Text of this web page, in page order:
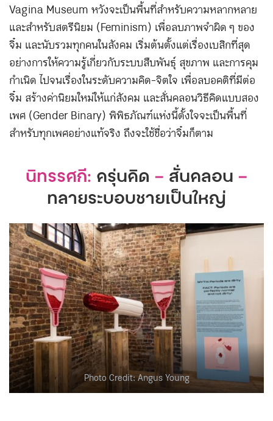
Vagina Museum หวังจะเป็นพื้นที่สำหรับความหลากหลาย
และสำหรับสตรีนิยม (Feminism) เพื่อลบภาพจำผิด ๆ ของ
จิ๋ม และนับรวมทุกคนในสังคม เริ่มต้นตั้งแต่เรื่องเบสิกที่สุด
อย่างการให้ความรู้เกี่ยวกับระบบสืบพันธุ์ สุขภาพ และการคุม
กำเนิด ไปจนเรื่องในระดับความคิด-จิตใจ เพื่อลบอคติที่มีต่อ
จิ๋ม สร้างค่านิยมใหม่ให้แก่สังคม และสั่นคลอนวิธีคิดแบบสอง
เพศ (Gender Binary) พิพิธภัณฑ์แห่งนี้ตั้งใจจะเป็นพื้นที่
สำหรับทุกเพศอย่างแท้จริง ถึงจะใช้ชื่อว่าจิ๋มก็ตาม
นิทรรศกี: ครุ่นคิด – สั่นคลอน –
ทลายระบอบชายเป็นใหญ่
Photo Credit: Angus Young